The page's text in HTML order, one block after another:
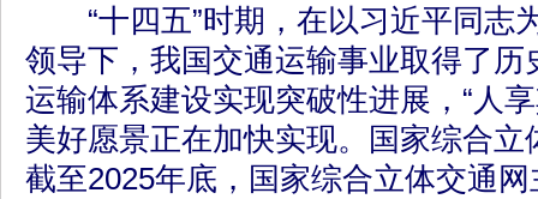
“十四五”时期，在以习近平同志
领导下，我国交通运输事业取得了历
运输体系建设实现突破性进展，“人
美好愿景正在加快实现。国家综合
截至2025年底，国家综合立体交通网